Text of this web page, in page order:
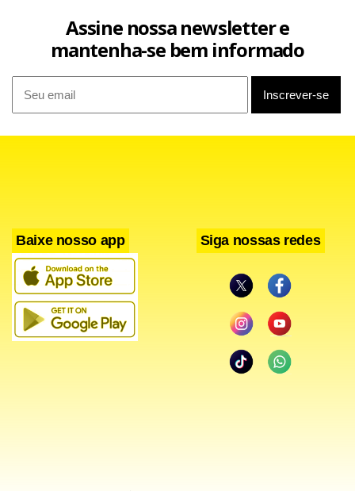
O relator da comissão, o procurador da República Luiz
Carlos Gonçalves, acredita que a atual legislação é
insuficiente para punir executivos ou funcionários de
Assine nossa newsletter e
mantenha-se bem informado
Baixe nosso app Siga nossas redes